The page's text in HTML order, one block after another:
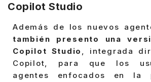
Copilot Studio
Además de los nuevos
también presento una
Copilot Studio , integrada
Copilot, para que los
agentes enfocados en la